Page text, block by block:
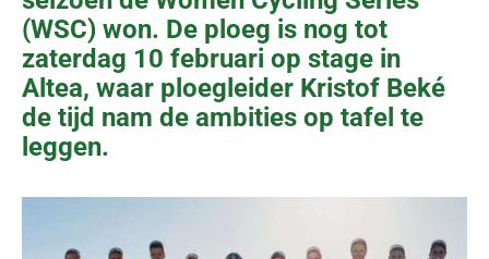
(WSC) won. De ploeg is nog tot
zaterdag 10 februari op stage in
Altea, waar ploegleider Kristof Beké
de tijd nam de ambities op tafel te
leggen.